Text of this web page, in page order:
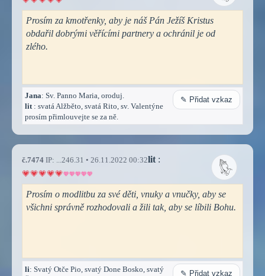
Prosím za kmotřenky, aby je náš Pán Ježíš Kristus
obdařil dobrými věřícími partnery a ochránil je od
zlého.
Jana: Sv. Panno Maria, oroduj.
lit : svatá Alžběto, svatá Rito, sv. Valentýne
prosím přimlouvejte se za ně.
✎ Přidat vzkaz
č.7474 IP: ...246.31 • 26.11.2022 00:32lit :
Prosím o modlitbu za své děti, vnuky a vnučky, aby se
všichni správně rozhodovali a žili tak, aby se líbili Bohu.
li: Svatý Otče Pio, svatý Done Bosko, svatý
✎ Přidat vzkaz